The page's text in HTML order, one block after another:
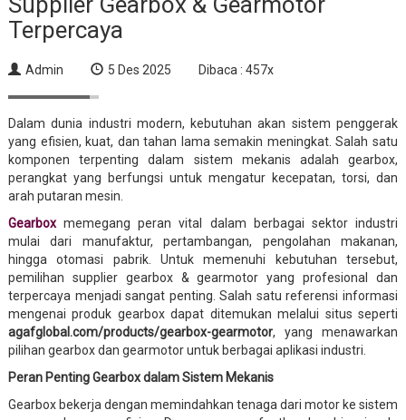
Terpercaya
Admin 5 Des 2025 Dibaca : 457x
Dalam dunia industri modern, kebutuhan akan sistem penggerak
yang efisien, kuat, dan tahan lama semakin meningkat. Salah satu
komponen terpenting dalam sistem mekanis adalah gearbox,
perangkat yang berfungsi untuk mengatur kecepatan, torsi, dan
arah putaran mesin.
Gearboxmemegang peran vital dalam berbagai sektor industri
mulai dari manufaktur, pertambangan, pengolahan makanan,
hingga otomasi pabrik. Untuk memenuhi kebutuhan tersebut,
pemilihan supplier gearbox & gearmotor yang profesional dan
terpercaya menjadi sangat penting. Salah satu referensi informasi
mengenai produk gearbox dapat ditemukan melalui situs seperti
agafglobal.com/products/gearbox-gearmotor, yang menawarkan
pilihan gearbox dan gearmotor untuk berbagai aplikasi industri.
Peran Penting Gearbox dalam Sistem Mekanis
Gearbox bekerja dengan memindahkan tenaga dari motor ke sistem